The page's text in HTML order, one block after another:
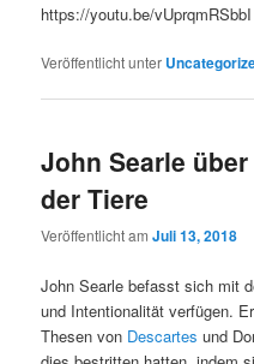
https://youtu.be/vUprqmRSbbI
Veröffentlicht unter
John Searle
der Tiere
Veröffentlicht amJuli 13, 2018
John Searle befasst sich mit
und Intentionalität verfügen.
Thesen von Descartes und